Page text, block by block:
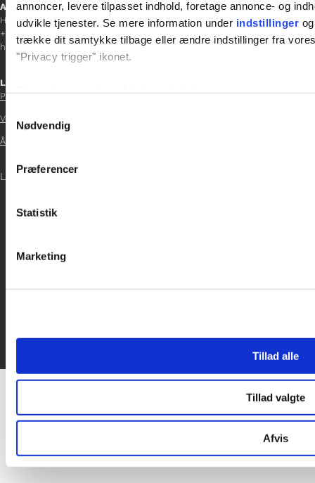
annoncer, levere tilpasset indhold, foretage annonce- og
udvikle tjenester. Se mere information under indstillinger
trække dit samtykke tilbage eller ændre indstillinger fra
"Privacy trigger" ikonet.
Vi bruger cookies til at tilpasse vores indhold og annoncer,
data med andre oplysninger, du har givet dem, eller som de
Nødvendig
Præferencer
Statistik
Marketing
Tillad alle
Tillad valgte
Afvis
Afdelingschef
Helene Teichert
+45 29 37 32 41
helene.t@gladfonden.dk
Links
Persondatapolitik
Vedtægter
Årsrapport 2021
LOG IND